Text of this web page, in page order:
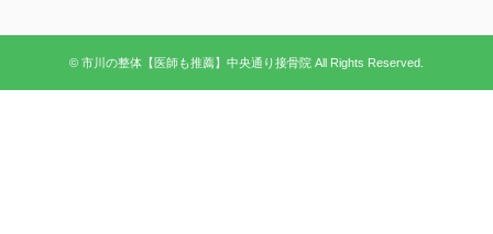
© 市川の整体【医師も推薦】中央通り接骨院 All Rights Reserved.